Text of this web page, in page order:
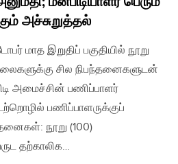
அச்சுறுத்தல்
மாத இறுதிப் பகுதியில் நூறு
சில நிபந்தனைகளுடன்
அமைச்சின் பணிப்பாளர்
பணிப்பாளருக்குப்
நூறு (100)
தற்காலிக…